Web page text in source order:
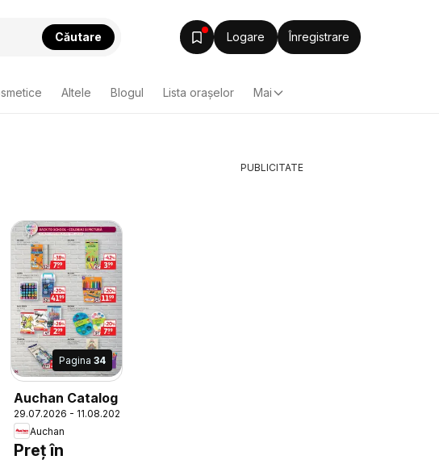
Căutare Logare Înregistrare
Altele Blogul Lista oraşelor Mai
Pagina 34
Auchan Catalog
29.07.2026 - 11.08.2026
Auchan
Preț în
PUBLICITATE